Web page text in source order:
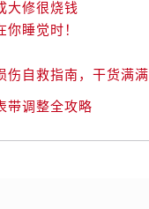
大修很烧钱
睡觉时！
伤自救指南，干货满满
带调整全攻略